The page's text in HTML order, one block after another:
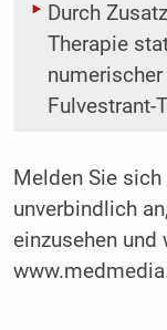
Durch
Therapie
Fulvestrant-
Melden Sie
unverbindlich
einzusehen und